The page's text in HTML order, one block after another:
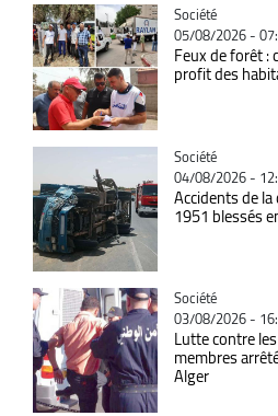
Catégorie
Société
05/08/2026 -
Feux de forêt :
profit des
Catégorie
Société
04/08/2026 -
Accidents de
1951 blessés
Catégorie
Société
03/08/2026 -
Lutte contre
membres
Alger